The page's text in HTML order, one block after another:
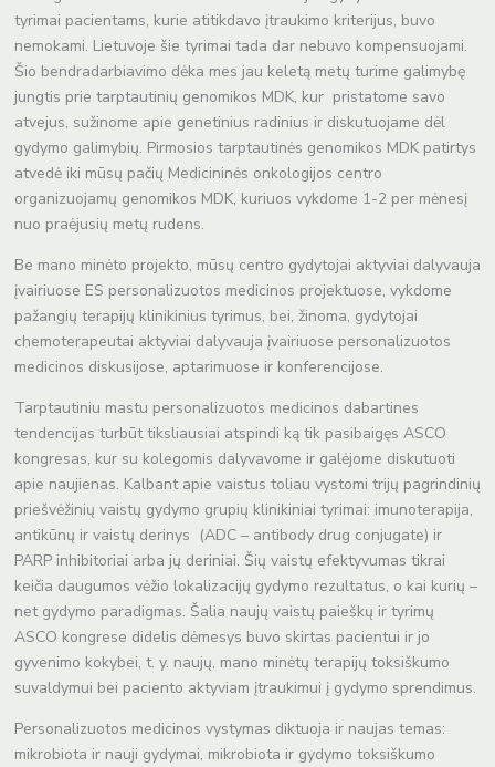
tyrimai pacientams, kurie atitikdavo įtraukimo kriterijus, buvo
nemokami. Lietuvoje šie tyrimai tada dar nebuvo kompensuojami.
Šio bendradarbiavimo dėka mes jau keletą metų turime galimybę
jungtis prie tarptautinių genomikos MDK, kur pristatome savo
atvejus, sužinome apie genetinius radinius ir diskutuojame dėl
gydymo galimybių. Pirmosios tarptautinės genomikos MDK patirtys
atvedė iki mūsų pačių Medicininės onkologijos centro
organizuojamų genomikos MDK, kuriuos vykdome 1-2 per mėnesį
nuo praėjusių metų rudens.
Be mano minėto projekto, mūsų centro gydytojai aktyviai dalyvauja
įvairiuose ES personalizuotos medicinos projektuose, vykdome
pažangių terapijų klinikinius tyrimus, bei, žinoma, gydytojai
chemoterapeutai aktyviai dalyvauja įvairiuose personalizuotos
medicinos diskusijose, aptarimuose ir konferencijose.
Tarptautiniu mastu personalizuotos medicinos dabartines
tendencijas turbūt tiksliausiai atspindi ką tik pasibaigęs ASCO
kongresas, kur su kolegomis dalyvavome ir galėjome diskutuoti
apie naujienas. Kalbant apie vaistus toliau vystomi trijų pagrindinių
priešvėžinių vaistų gydymo grupių klinikiniai tyrimai: imunoterapija,
antikūnų ir vaistų derinys (ADC – antibody drug conjugate) ir
PARP inhibitoriai arba jų deriniai. Šių vaistų efektyvumas tikrai
keičia daugumos vėžio lokalizacijų gydymo rezultatus, o kai kurių –
net gydymo paradigmas. Šalia naujų vaistų paieškų ir tyrimų
ASCO kongrese didelis dėmesys buvo skirtas pacientui ir jo
gyvenimo kokybei, t. y. naujų, mano minėtų terapijų toksiškumo
suvaldymui bei paciento aktyviam įtraukimui į gydymo sprendimus.
Personalizuotos medicinos vystymas diktuoja ir naujas temas:
mikrobiota ir nauji gydymai, mikrobiota ir gydymo toksiškumo